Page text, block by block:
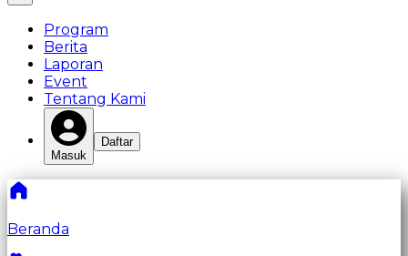
Program
Berita
Laporan
Event
Tentang Kami
Masuk
Daftar
Beranda